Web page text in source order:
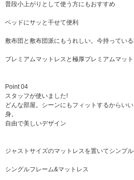
普段小上がりとして使う方にもおすすめ
ベッドにサッと干せて便利
敷布団と敷布団派にもうれしい。今持ってい
プレミアムマットレスと極厚プレミアムマッ
Point 04
スタッフが使いました!
どんな部屋。シーンにもフィットするからい
身。
自由で美しいデザイン
ジャストサイズのマットレスを置いてシンプル
シングルフレーム&マットレス